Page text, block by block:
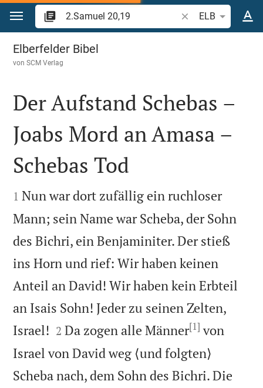
Zum Inhalt springen
Bibelstelle oder
ELB
2.Samuel 20
Elberfelder Bibel
vonSCM Verlag

Der Aufstand Schebas –
Joabs Mord an Amasa –
Schebas Tod

1 Nun war dort zufällig ein ruchloser
Mann; sein Name war Scheba, der Sohn
des Bichri, ein Benjaminiter. Der stieß
ins Horn und rief: Wir haben keinen
Anteil an David! Wir haben kein Erbteil
an Isais Sohn! Jeder zu seinen Zelten,
Israel! 

2 Da zogen alle Männer[1] von
Israel von David weg ⟨und folgten⟩
Scheba nach, dem Sohn des Bichri. Die